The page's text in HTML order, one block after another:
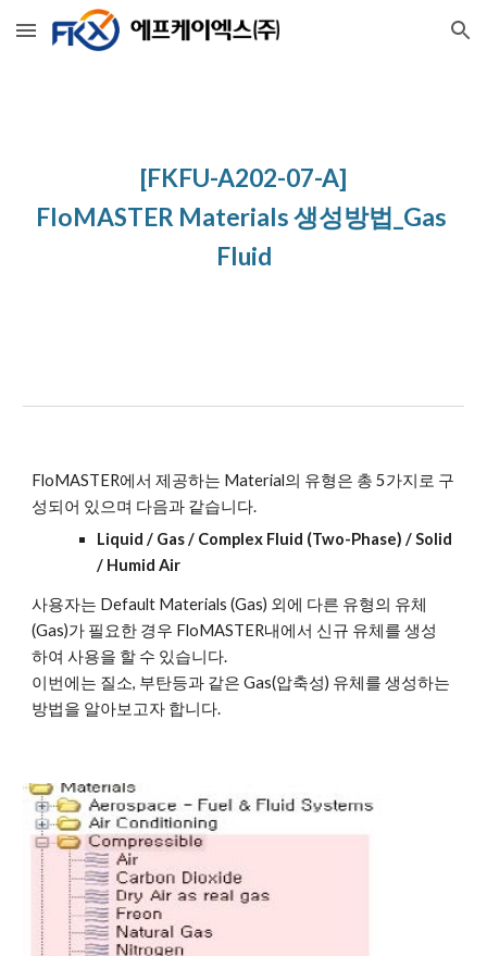
Skip to main content Skip to navigation
[FKFU-A202-07-A]
FloMASTER Materials 생성방법_Gas
Fluid
FloMASTER에서 제공하는 Material의 유형은 총 5가지로 구
성되어 있으며 다음과 같습니다.
Liquid / Gas / Complex Fluid (Two-Phase) / Solid
/ Humid Air
사용자는 Default Materials (Gas) 외에 다른 유형의 유체
(Gas)가 필요한 경우 FloMASTER내에서 신규 유체를 생성
하여 사용을 할 수 있습니다.
이번에는 질소, 부탄등과 같은 Gas(압축성) 유체를 생성하는
방법을 알아보고자 합니다.